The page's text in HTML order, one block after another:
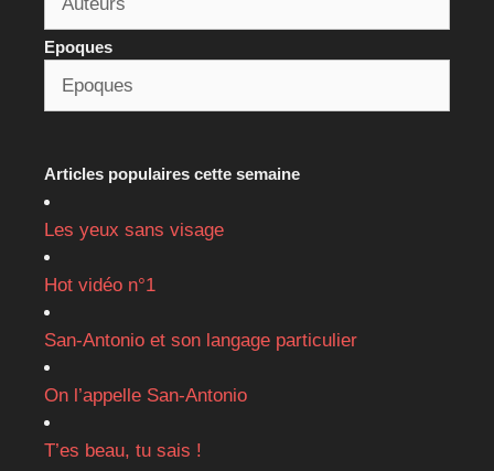
Epoques
Articles populaires cette semaine
Les yeux sans visage
Hot vidéo n°1
San-Antonio et son langage particulier
On l’appelle San-Antonio
T’es beau, tu sais !